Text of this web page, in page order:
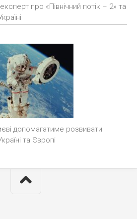
про «Північний потік – 2» та
допомагатиме розвивати
та Європі